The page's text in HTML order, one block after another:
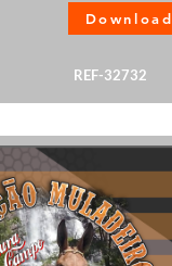
Download
REF-32732